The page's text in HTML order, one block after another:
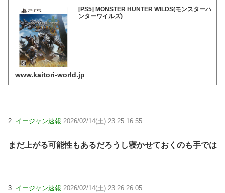
[PS5] MONSTER HUNTER WILDS(モンスターハ
ンターワイルズ)
www.kaitori-world.jp
2: イージャン速報 2026/02/14(土) 23:25:16.55
まだ上がる可能性もあるだろうし寝かせておくのも手では
3: イージャン速報 2026/02/14(土) 23:26:26.05